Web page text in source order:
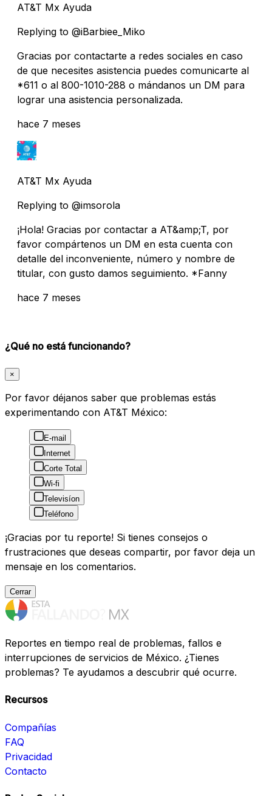
AT&T Mx Ayuda
Replying to @iBarbiee_Miko
Gracias por contactarte a redes sociales en caso
de que necesites asistencia puedes comunicarte al
*611 o al 800-1010-288 o mándanos un DM para
lograr una asistencia personalizada.
hace 7 meses
AT&T Mx Ayuda
Replying to @imsorola
¡Hola! Gracias por contactar a AT&amp;T, por
favor compártenos un DM en esta cuenta con
detalle del inconveniente, número y nombre de
titular, con gusto damos seguimiento. *Fanny
hace 7 meses
¿Qué no está funcionando?
×
Por favor déjanos saber que problemas estás
experimentando con AT&T México:
E-mail
Internet
Corte Total
Wi-fi
Televisíon
Teléfono
¡Gracias por tu reporte! Si tienes consejos o
frustraciones que deseas compartir, por favor deja un
mensaje en los comentarios.
Cerrar
Reportes en tiempo real de problemas, fallos e
interrupciones de servicios de México. ¿Tienes
problemas? Te ayudamos a descubrir qué ocurre.
Recursos
Compañías
FAQ
Privacidad
Contacto